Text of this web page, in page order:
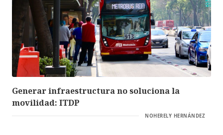
Generar infraestructura no soluciona la
movilidad: ITDP
NOHERELY HERNÁNDEZ